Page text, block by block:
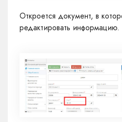
Откроется документ, в
редактировать информацию.